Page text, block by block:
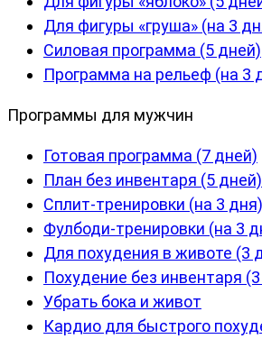
Для фигуры «груша» (на 3
Силовая программа (5 дней)
Программа на рельеф (на 3
Программы для мужчин
Готовая программа (7 дней)
План без инвентаря (5 дней)
Сплит-тренировки (на 3 дня)
Фулбоди-тренировки (на 3
Для похудения в животе (3
Похудение без инвентаря
Убрать бока и живот
Кардио для быстрого